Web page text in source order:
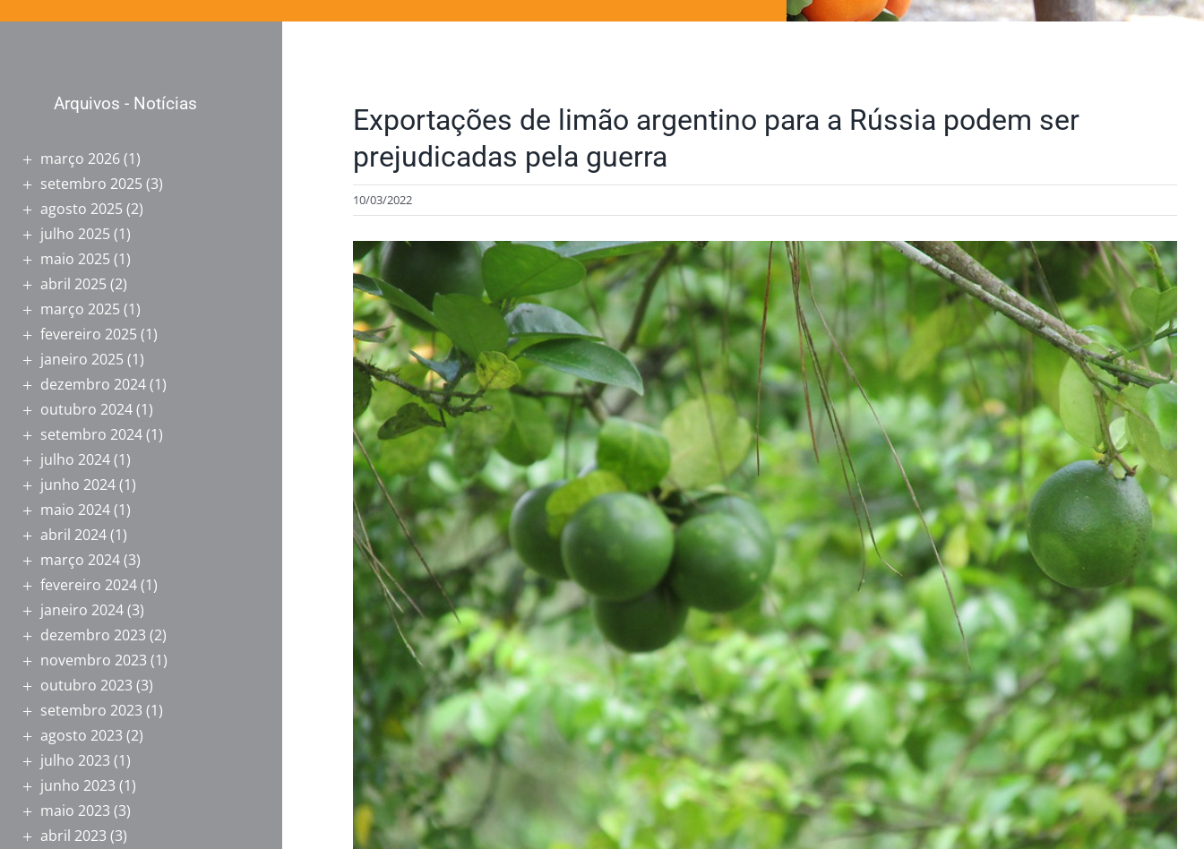
Exportações de limão argentino para a Rússia podem ser
prejudicadas pela guerra
10/03/2022
View
Larger
Image
Arquivos - Notícias
março 2026(1)
setembro 2025 (3)
agosto 2025 (2)
julho 2025 (1)
maio 2025 (1)
abril 2025 (2)
março 2025 (1)
fevereiro 2025 (1)
janeiro 2025 (1)
dezembro 2024(1)
outubro 2024(1)
setembro 2024(1)
julho 2024(1)
junho 2024(1)
maio 2024(1)
abril 2024(1)
março 2024(3)
fevereiro 2024(1)
janeiro 2024(3)
dezembro 2023 (2)
novembro 2023 (1)
outubro 2023 (3)
setembro 2023 (1)
agosto 2023 (2)
julho 2023 (1)
junho 2023 (1)
maio 2023 (3)
abril 2023 (3)